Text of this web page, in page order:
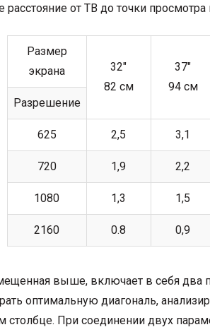
от ТВ до точки
Размер
экрана
32″
82 см
37″
94 см
Разрешение
625 2,5 3,1
720 1,9 2,2
1080 1,3 1,5
2160 0.8 0,9
выше, включает в себя два
оптимальную диагональ,
столбце. При соединении двух